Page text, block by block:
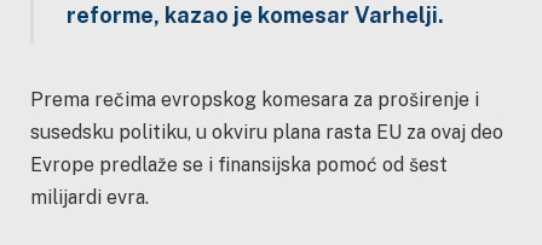
reforme, kazao je komesar Varhelji.
Prema rečima evropskog komesara za proširenje i
susedsku politiku, u okviru plana rasta EU za ovaj deo
Evrope predlaže se i finansijska pomoć od šest
milijardi evra.